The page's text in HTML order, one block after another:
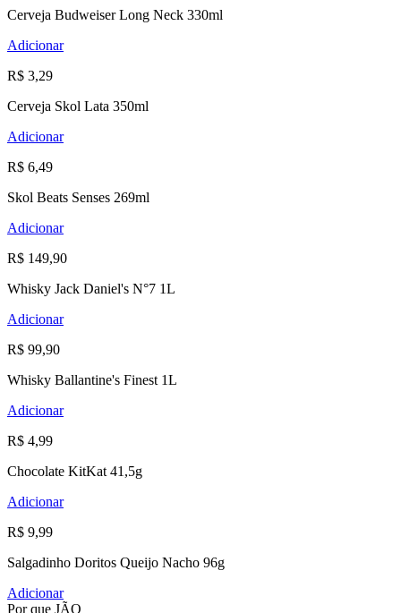
Cerveja Budweiser Long Neck 330ml
Adicionar
R$ 3,29
Cerveja Skol Lata 350ml
Adicionar
R$ 6,49
Skol Beats Senses 269ml
Adicionar
R$ 149,90
Whisky Jack Daniel's N°7 1L
Adicionar
R$ 99,90
Whisky Ballantine's Finest 1L
Adicionar
R$ 4,99
Chocolate KitKat 41,5g
Adicionar
R$ 9,99
Salgadinho Doritos Queijo Nacho 96g
Adicionar
Por que JÃO